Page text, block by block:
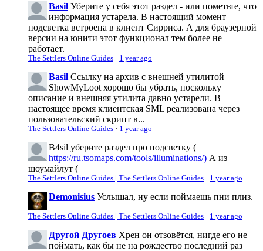
Basil Уберите у себя этот раздел - или пометьте, что
информация устарела. В настоящий момент
подсветка встроена в клиент Сирриса. А для браузерной
версии на юнити этот функционал тем более не
работает.
The Settlers Online Guides · 1 year ago
Basil Ссылку на архив с внешней утилитой
ShowMyLoot хорошо бы убрать, поскольку
описание и внешняя утилита давно устарели. В
настоящее время клиентская SML реализована через
пользовательский скрипт в...
The Settlers Online Guides · 1 year ago
B4sil уберите раздел про подсветку (
https://ru.tsomaps.com/tools/illuminations/) А из
шоумайлут (
The Settlers Online Guides | The Settlers Online Guides · 1 year ago
Demonisius Услышал, ну если поймаешь пни плиз.
The Settlers Online Guides | The Settlers Online Guides · 1 year ago
Другой Другоев Хрен он отзовётся, нигде его не
поймать, как бы не на рождество последний раз